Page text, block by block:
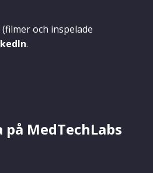
(filmer och inspelade
.
MedTechLabs